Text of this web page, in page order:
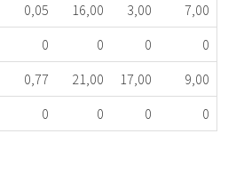
0,05 16,00 3,00
7,00
0 0 0
0
0,77 21,00 17,00
9,00
0 0 0 0